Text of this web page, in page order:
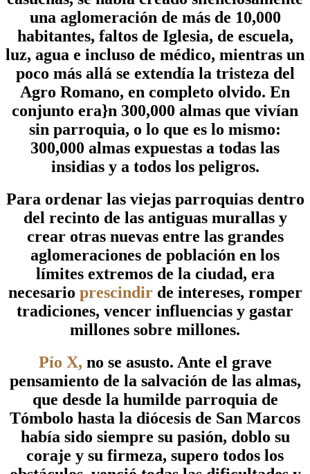
una aglomeración de más de 10,000
habitantes, faltos de Iglesia, de escuela,
luz, agua e incluso de médico, mientras un
poco más allá se extendía la tristeza del
Agro Romano, en completo olvido. En
conjunto era}n 300,000 almas que vivían
sin parroquia, o lo que es lo mismo:
300,000 almas expuestas a todas las
insidias y a todos los peligros.
Para ordenar las viejas parroquias dentro
del recinto de las antiguas murallas y
crear otras nuevas entre las grandes
aglomeraciones de población en los
límites extremos de la ciudad, era
necesario prescindirde intereses, romper
tradiciones, vencer influencias y gastar
millones sobre millones.
Pío X, no se asusto. Ante el grave
pensamiento de la salvación de las almas,
que desde la humilde parroquia de
Tómbolo hasta la diócesis de San Marcos
había sido siempre su pasión, doblo su
coraje y su firmeza, supero todos los